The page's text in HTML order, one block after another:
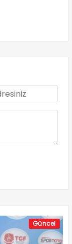
Güncel